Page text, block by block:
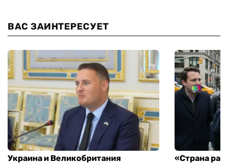
ВАС ЗАИНТЕРЕСУЕТ
Украина и Великобритания
«Страна